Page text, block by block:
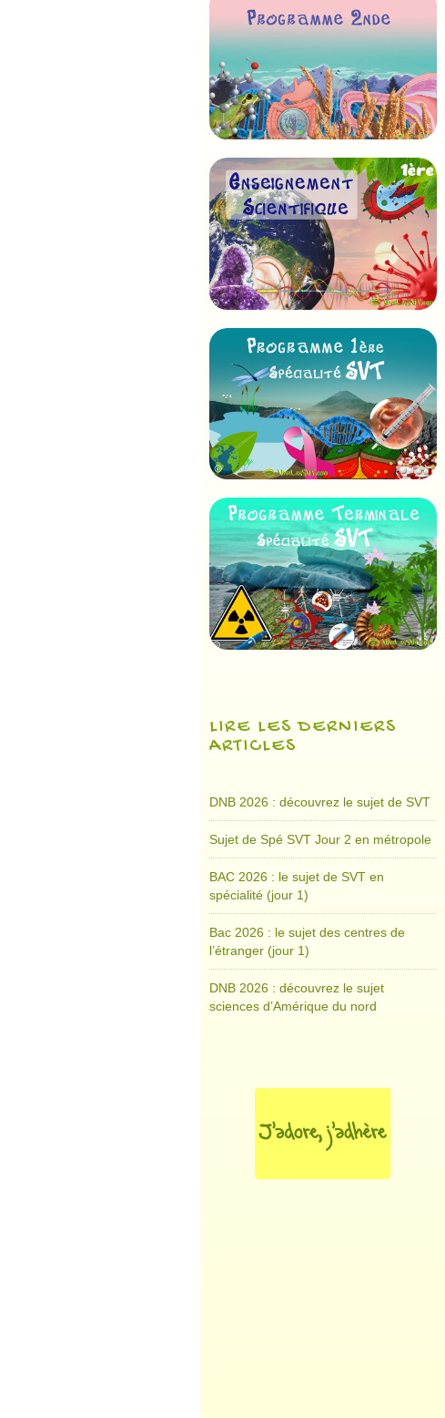
LIRE LES DERNIERS
ARTICLES
DNB 2026 : découvrez le sujet de SVT
Sujet de Spé SVT Jour 2 en métropole
BAC 2026 : le sujet de SVT en
spécialité (jour 1)
Bac 2026 : le sujet des centres de
l’étranger (jour 1)
DNB 2026 : découvrez le sujet
sciences d’Amérique du nord